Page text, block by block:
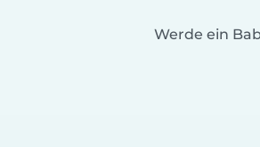
Werde ein